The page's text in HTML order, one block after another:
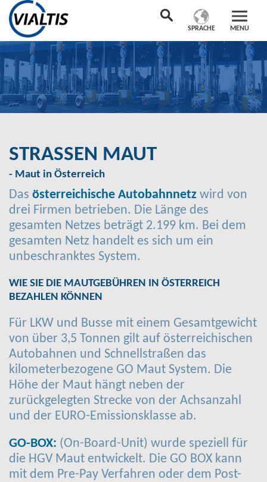
MENU
SPRACHE
STRASSEN MAUT
- Maut in Österreich
Das österreichische Autobahnnetz wird von
drei Firmen betrieben. Die Länge des
gesamten Netzes beträgt 2.199 km. Bei dem
gesamten Netz handelt es sich um ein
unbeschranktes System.
WIE SIE DIE MAUTGEBÜHREN IN ÖSTERREICH
BEZAHLEN KÖNNEN
Für LKW und Busse mit einem Gesamtgewicht
von über 3,5 Tonnen gilt auf österreichischen
Autobahnen und Schnellstraßen das
kilometerbezogene GO Maut System. Die
Höhe der Maut hängt neben der
zurückgelegten Strecke von der Achsanzahl
und der EURO-Emissionsklasse ab.
GO-BOX: (On-Board-Unit) wurde speziell für
die HGV Maut entwickelt. Die GO BOX kann
mit dem Pre-Pay Verfahren oder dem Post-